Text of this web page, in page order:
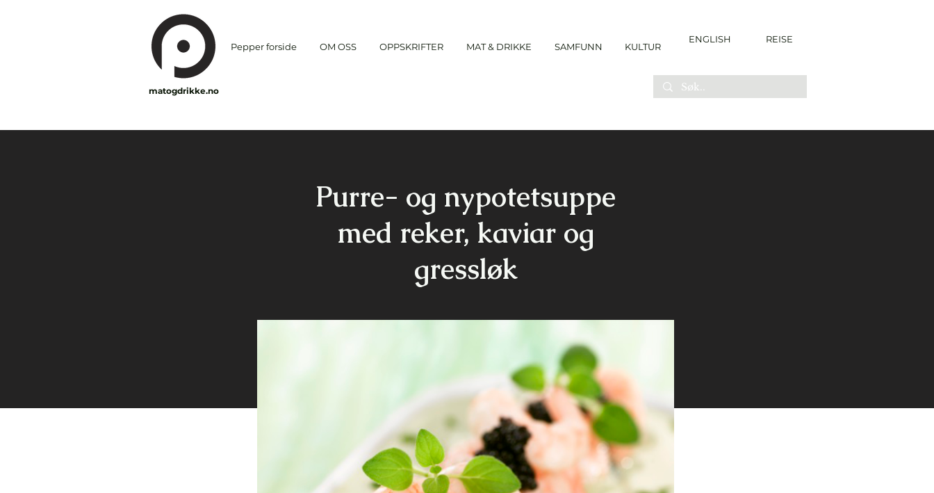
Pepper forside OM OSS OPPSKRIFTER MAT & DRIKKE SAMFUNN KULTUR
ENGLISH REISE
matogdrikke.no
Purre- og nypotetsuppe
med reker, kaviar og
gressløk